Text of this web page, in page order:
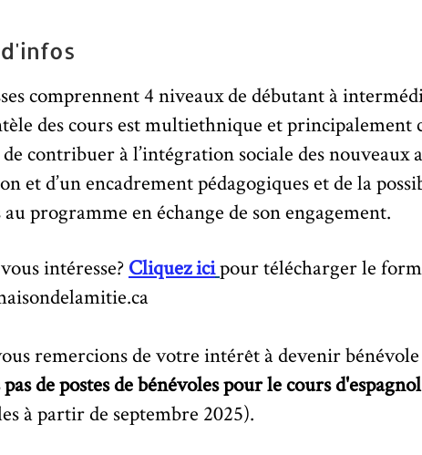
comprennent 4 niveaux de débutant à
des cours est multiethnique et principalement
contribuer à l’intégration sociale des nouveaux
et d’un encadrement pédagogiques et de la
programme en échange de son engagement.
intéresse? Cliquez icipour télécharger le
remercions de votre intérêt à devenir
de postes de bénévoles pour le cours d'espagnol
à partir de septembre 2025).